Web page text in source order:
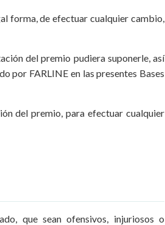
forma, de efectuar cualquier cambio,
del premio pudiera suponerle, así
por FARLINE en las presentes Bases
del premio, para efectuar cualquier
que sean ofensivos, injuriosos o